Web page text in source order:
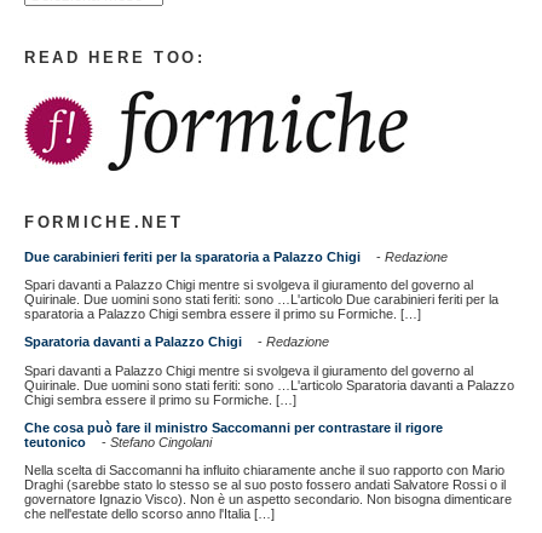
READ HERE TOO:
FORMICHE.NET
Due carabinieri feriti per la sparatoria a Palazzo Chigi - Redazione
Spari davanti a Palazzo Chigi mentre si svolgeva il giuramento del governo al
Quirinale. Due uomini sono stati feriti: sono …L'articolo Due carabinieri feriti per la
sparatoria a Palazzo Chigi sembra essere il primo su Formiche. […]
Sparatoria davanti a Palazzo Chigi
- Redazione
Spari davanti a Palazzo Chigi mentre si svolgeva il giuramento del governo al
Quirinale. Due uomini sono stati feriti: sono …L'articolo Sparatoria davanti a Palazzo
Chigi sembra essere il primo su Formiche. […]
Che cosa può fare il ministro Saccomanni per contrastare il rigore
teutonico
- Stefano Cingolani
Nella scelta di Saccomanni ha influito chiaramente anche il suo rapporto con Mario
Draghi (sarebbe stato lo stesso se al suo posto fossero andati Salvatore Rossi o il
governatore Ignazio Visco). Non è un aspetto secondario. Non bisogna dimenticare
che nell'estate dello scorso anno l'Italia […]